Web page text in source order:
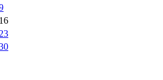
16
23